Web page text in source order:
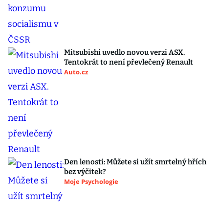
Mitsubishi uvedlo novou verzi ASX.
Tentokrát to není převlečený Renault
Auto.cz
Den lenosti: Můžete si užít smrtelný hřích
bez výčitek?
Moje Psychologie